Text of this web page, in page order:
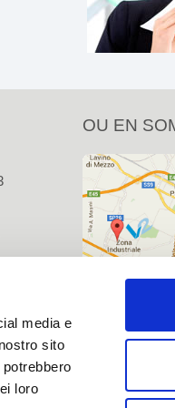
media e
sito
loro
OU EN